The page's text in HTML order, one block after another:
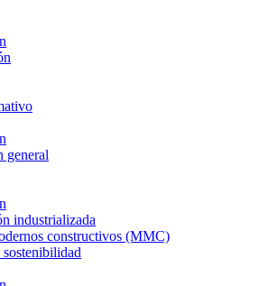
general
industrializada
constructivos (MMC)